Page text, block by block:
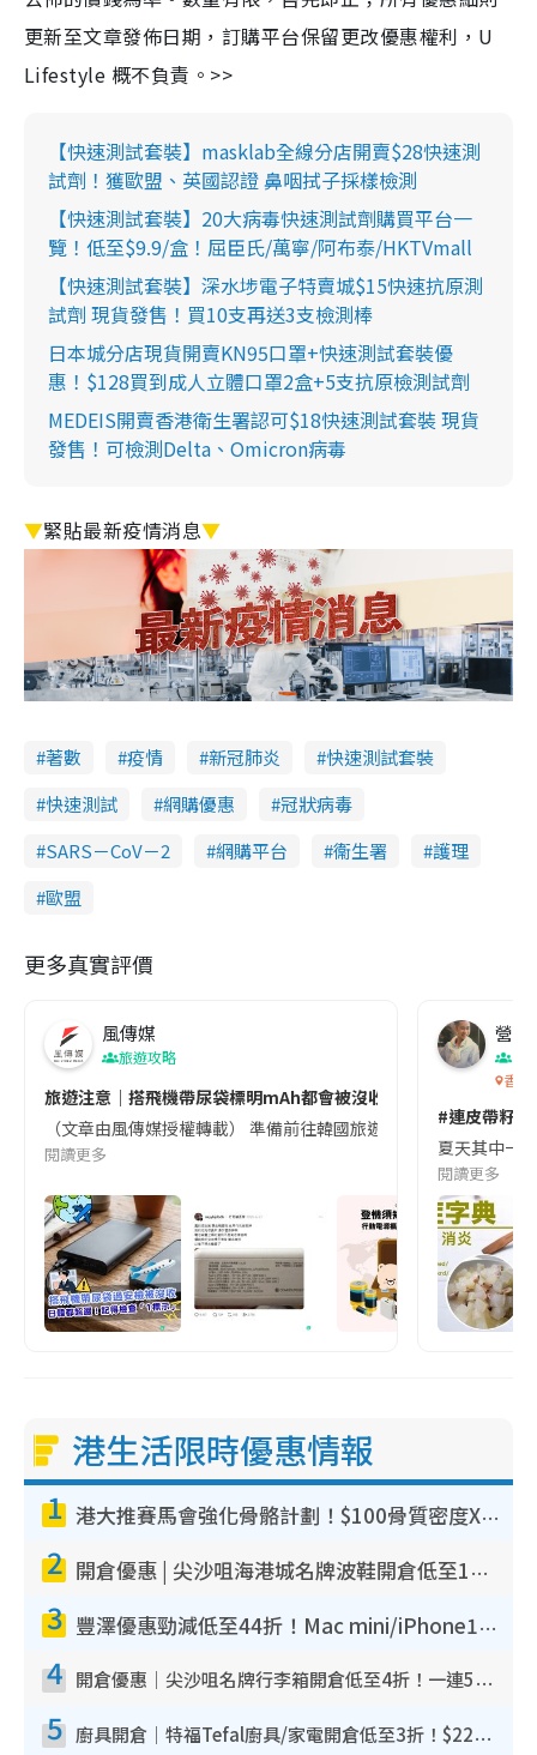
更新至文章發佈日期，訂購平台保留更改優惠權利，U
Lifestyle 概不負責。>>
【快速測試套裝】masklab全線分店開賣$28快速測
試劑！獲歐盟、英國認證 鼻咽拭子採樣檢測
【快速測試套裝】20大病毒快速測試劑購買平台一
覽！低至$9.9/盒！屈臣氏/萬寧/阿布泰/HKTVmall
【快速測試套裝】深水埗電子特賣城$15快速抗原測
試劑 現貨發售！買10支再送3支檢測棒
日本城分店現貨開賣KN95口罩+快速測試套裝優
惠！$128買到成人立體口罩2盒+5支抗原檢測試劑
MEDEIS開賣香港衛生署認可$18快速測試套裝 現貨
發售！可檢測Delta、Omicron病毒
▼緊貼最新疫情消息▼
著數 疫情 新冠肺炎
快速測試套裝
快速測試
網購優惠
冠狀病毒
SARS－CoV－2
網購平台 衞生署
護理
歐盟
更多真實評價
風傳媒
旅遊攻略
旅遊注意｜搭飛機帶尿袋標明mAh都會被沒收😱出發前切記檢查
（文章由風傳媒授權轉載） 準備前往韓國旅遊的民眾，近期要
閱讀更多
營養
香港
#連皮帶籽
夏天其中一
閱讀更多
港生活限時優惠情報
1 港大推賽馬會強化骨骼計劃！$100骨質密度X光檢查 完成免費運動訓練送超市禮券！附參加資格
2 開倉優惠 | 尖沙咀海港城名牌波鞋開倉低至1折！On鞋$899起／Joy&Peace鞋履$98起
3 豐澤優惠勁減低至44折！Mac mini/iPhone17Pro大減價！廚房家電$220起
4 開倉優惠｜尖沙咀名牌行李箱開倉低至4折！一連5日 American Tourister/ace./Hallmark $200起！
5 廚具開倉｜特福Tefal廚具/家電開倉低至3折！$220起買平底鍋/炒鑊/湯煲！電飯煲/吸塵機/燙斗$418起